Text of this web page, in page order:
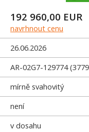
192 960,00 EUR
navrhnout cenu
26.06.2026
AR-02G7-129774
mírně svahovitý
není
v dosahu